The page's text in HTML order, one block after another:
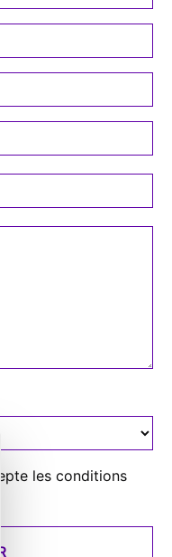
le
les conditions